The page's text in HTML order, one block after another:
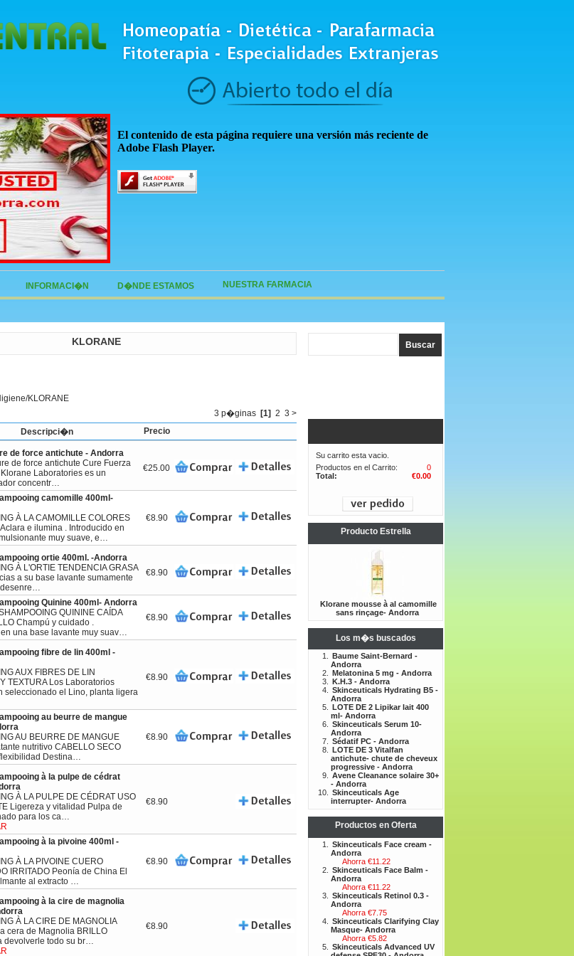
El contenido de esta página requiere una versión más reciente de
Adobe Flash Player.
INFORMACI�N D�NDE ESTAMOS NUESTRA FARMACIA
KLORANE
/KLORANE
3 p�ginas [1] 2 3 >
Descripci�n Precio
de force antichute - Andorra
de force antichute Cure Fuerza
Laboratories es un
concentr…
€25.00
camomille 400ml-
À LA CAMOMILLE COLORES
Aclara e ilumina . Introducido en
muy suave, e…
€8.90
ortie 400ml. -Andorra
À L'ORTIE TENDENCIA GRASA
a su base lavante sumamente
€8.90
Quinine 400ml- Andorra
QUININE CAÍDA
Champú y cuidado .
en una base lavante muy suav…
€8.90
fibre de lin 400ml -
AUX FIBRES DE LIN
TEXTURA Los Laboratorios
seleccionado el Lino, planta ligera
€8.90
au beurre de mangue
AU BEURRE DE MANGUE
nutritivo CABELLO SECO
Destina…
€8.90
à la pulpe de cédrat
À LA PULPE DE CÉDRAT USO
Ligereza y vitalidad Pulpa de
para los ca…
€8.90
à la pivoine 400ml -
À LA PIVOINE CUERO
IRRITADO Peonía de China El
al extracto …
€8.90
à la cire de magnolia
À LA CIRE DE MAGNOLIA
cera de Magnolia BRILLO
devolverle todo su br…
€8.90
Su carrito esta vacio.
0
Productos en el Carrito:
€0.00
Total:
Producto Estrella
Klorane mousse à al camomille
sans rinçage- Andorra
Los m�s buscados
Baume Saint-Bernard -
Andorra
Melatonina 5 mg - Andorra
K.H.3 - Andorra
Skinceuticals Hydrating B5 -
Andorra
LOTE DE 2 Lipikar lait 400
ml- Andorra
Skinceuticals Serum 10-
Andorra
Sédatif PC - Andorra
LOTE DE 3 Vitalfan
antichute- chute de cheveux
progressive - Andorra
Avene Cleanance solaire 30+
- Andorra
Skinceuticals Age
interrupter- Andorra
Productos en Oferta
Skinceuticals Face cream -
Andorra
Ahorra €11.22
Skinceuticals Face Balm -
Andorra
Ahorra €11.22
Skinceuticals Retinol 0.3 -
Andorra
Ahorra €7.75
Skinceuticals Clarifying Clay
Masque- Andorra
Ahorra €5.82
Skinceuticals Advanced UV